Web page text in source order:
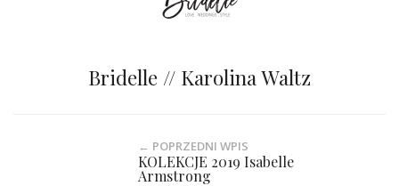
Bridelle // Karolina Waltz
← POPRZEDNI WPIS
KOLEKCJE 2019 Isabelle
Armstrong